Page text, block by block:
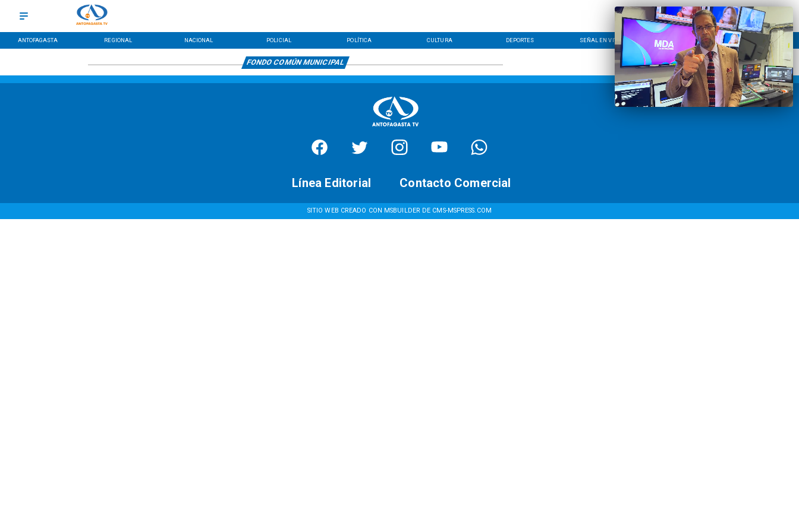
ANTOFAGASTA REGIONAL NACIONAL POLICIAL POLÍTICA CULTURA DEPORTES SEÑAL EN VIVO CONTACTO LÍNEA EDITORIAL
FONDO COMÚN MUNICIPAL
SITIO WEB CREADO CON MSBUILDER DE CMS-MSPRESS.COM
Contacto Comercial
Línea Editorial